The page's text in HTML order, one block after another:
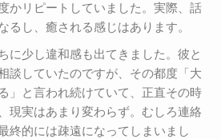
かリピートしていました。実際、話
るし、癒される感じはあります。
に少し違和感も出てきました。彼と
談していたのですが、その都度「大
」と言われ続けていて、正直その時
現実はあまり変わらず。むしろ連絡
終的には疎遠になってしまいまし